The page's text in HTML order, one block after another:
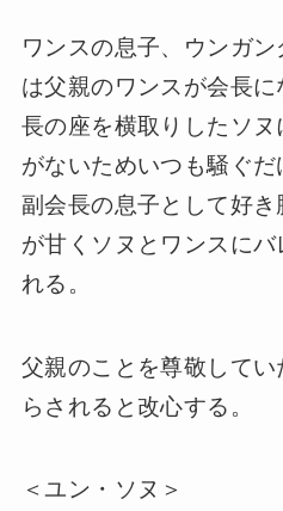
ワンスの息子、ウンガ
は父親のワンスが会長
長の座を横取りしたソ
がないためいつも騒ぐだ
副会長の息子として好
が甘くソヌとワンスに
れる。
父親のことを尊敬して
らされると改心する。
＜ユン・ソヌ＞